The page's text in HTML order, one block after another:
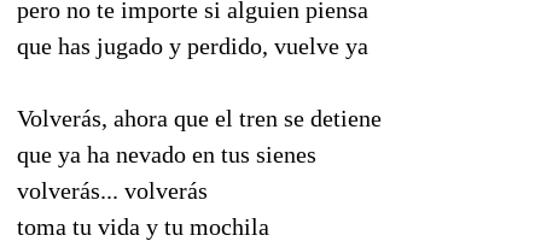
pero no te importe si alguien piensa
que has jugado y perdido, vuelve ya
Volverás, ahora que el tren se detiene
que ya ha nevado en tus sienes
volverás... volverás
toma tu vida y tu mochila